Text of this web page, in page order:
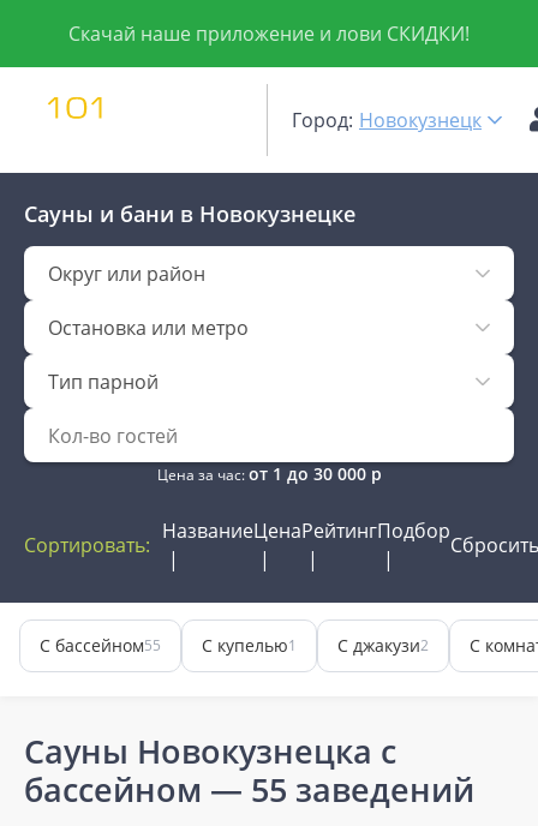
Скачай наше приложение и лови СКИДКИ!
Город: Новокузнецк
Сауны и бани в Новокузнецке
Округ или район
Остановка или метро
Тип парной
Цена за час:от 1 до 30 000р
Сортировать:
НазваниеЦенаРейтингПодбор
Сбросить
С бассейном55 С купелью1 С джакузи2 С
Сауны Новокузнецка с
бассейном — 55 заведений